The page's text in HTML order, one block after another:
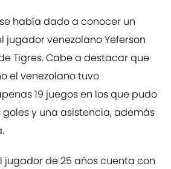
había dado a conocer un
jugador venezolano Yeferson
Tigres. Cabe a destacar que
el venezolano tuvo
19 juegos en los que pudo
y una asistencia, además
jugador de 25 años cuenta con